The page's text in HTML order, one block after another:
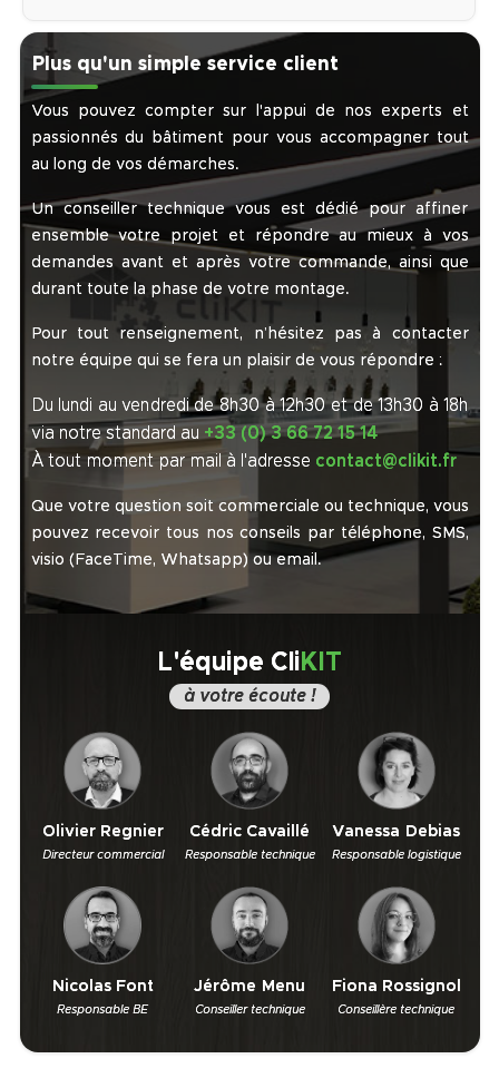
Plus qu'un simple service client
Vous pouvez compter sur l'appui de nos experts et
passionnés du bâtiment pour vous accompagner tout
au long de vos démarches.
Un conseiller technique vous est dédié pour affiner
ensemble votre projet et répondre au mieux à vos
demandes avant et après votre commande, ainsi que
durant toute la phase de votre montage.
Pour tout renseignement, n’hésitez pas à contacter
notre équipe qui se fera un plaisir de vous répondre :
Du lundi au vendredi de 8h30 à 12h30 et de 13h30 à 18h
via notre standard au +33 (0) 3 66 72 15 14
À tout moment par mail à l'adresse contact@clikit.fr
Que votre question soit commerciale ou technique, vous
pouvez recevoir tous nos conseils par téléphone, SMS,
visio (FaceTime, Whatsapp) ou email.
L'équipe Cli KIT
à votre écoute !
Olivier Regnier
Directeur commercial
Cédric Cavaillé
Responsable technique
Vanessa Debias
Responsable logistique
Nicolas Font
Responsable BE
Jérôme Menu
Conseiller technique
Fiona Rossignol
Conseillère technique